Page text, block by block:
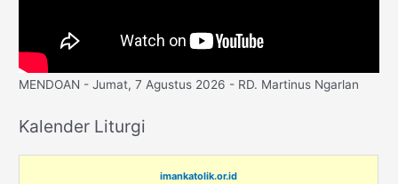
MENDOAN - Jumat, 7 Agustus 2026 - RD. Martinus Ngarlan
Kalender Liturgi
imankatolik.or.id